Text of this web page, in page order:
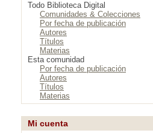
Todo Biblioteca Digital
Comunidades & Colecciones
Por fecha de publicación
Autores
Títulos
Materias
Esta comunidad
Por fecha de publicación
Autores
Títulos
Materias
Mi cuenta